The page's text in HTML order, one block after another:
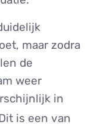
maar zodra
de
weer
in
is een van